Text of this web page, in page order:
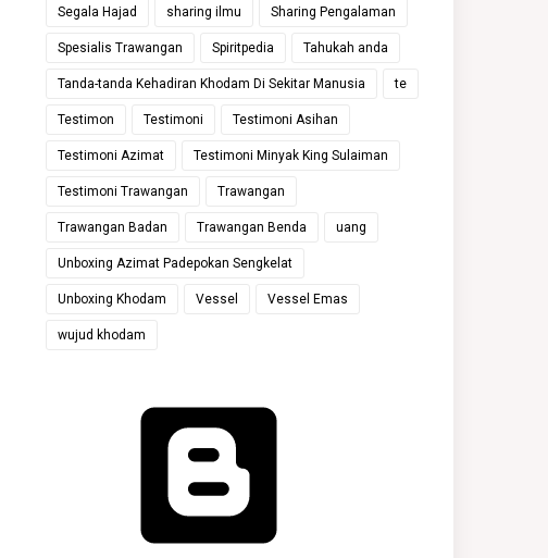
Segala Hajad sharing ilmu Sharing Pengalaman
Spesialis Trawangan Spiritpedia Tahukah anda
Tanda-tanda Kehadiran Khodam Di Sekitar Manusia te
Testimon Testimoni Testimoni Asihan
Testimoni Azimat Testimoni Minyak King Sulaiman
Testimoni Trawangan Trawangan
Trawangan Badan Trawangan Benda uang
Unboxing Azimat Padepokan Sengkelat
Unboxing Khodam Vessel Vessel Emas
wujud khodam